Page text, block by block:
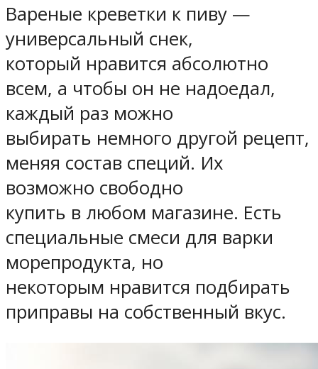
Вареные креветки к пиву —
универсальный снек,
который нравится абсолютно
всем, а чтобы он не надоедал,
каждый раз можно
выбирать немного другой рецепт,
меняя состав специй. Их
возможно свободно
купить в любом магазине. Есть
специальные смеси для варки
морепродукта, но
некоторым нравится подбирать
приправы на собственный вкус.